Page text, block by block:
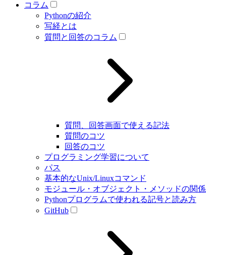
コラム
Pythonの紹介
写経とは
質問と回答のコラム
質問、回答画面で使える記法
質問のコツ
回答のコツ
プログラミング学習について
パス
基本的なUnix/Linuxコマンド
モジュール・オブジェクト・メソッドの関係
Pythonプログラムで使われる記号と読み方
GitHub